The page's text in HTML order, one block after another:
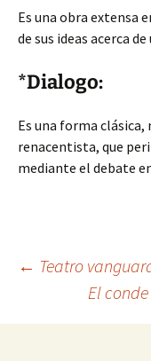
Es una obra extensa
de sus ideas acerca
*Dialogo:
Es una forma clásica,
renacentista, que
mediante el debate
de
← Teatro
El